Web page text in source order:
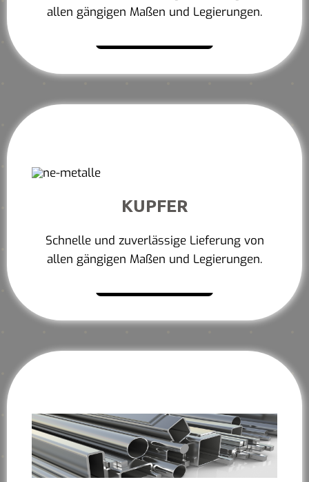
allen gängigen Maßen und Legierungen.
KUPFER
Schnelle und zuverlässige Lieferung von
allen gängigen Maßen und Legierungen.